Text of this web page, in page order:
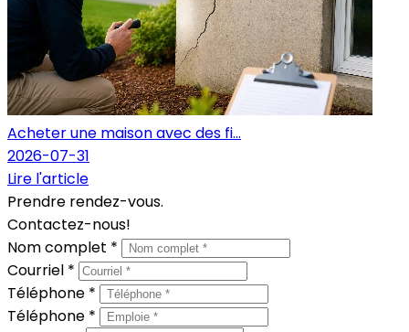
Acheter une maison avec des fi...
2026-07-31
Lire l'article
Prendre rendez-vous.
Contactez-nous!
Nom complet *
Courriel *
Téléphone *
Téléphone *